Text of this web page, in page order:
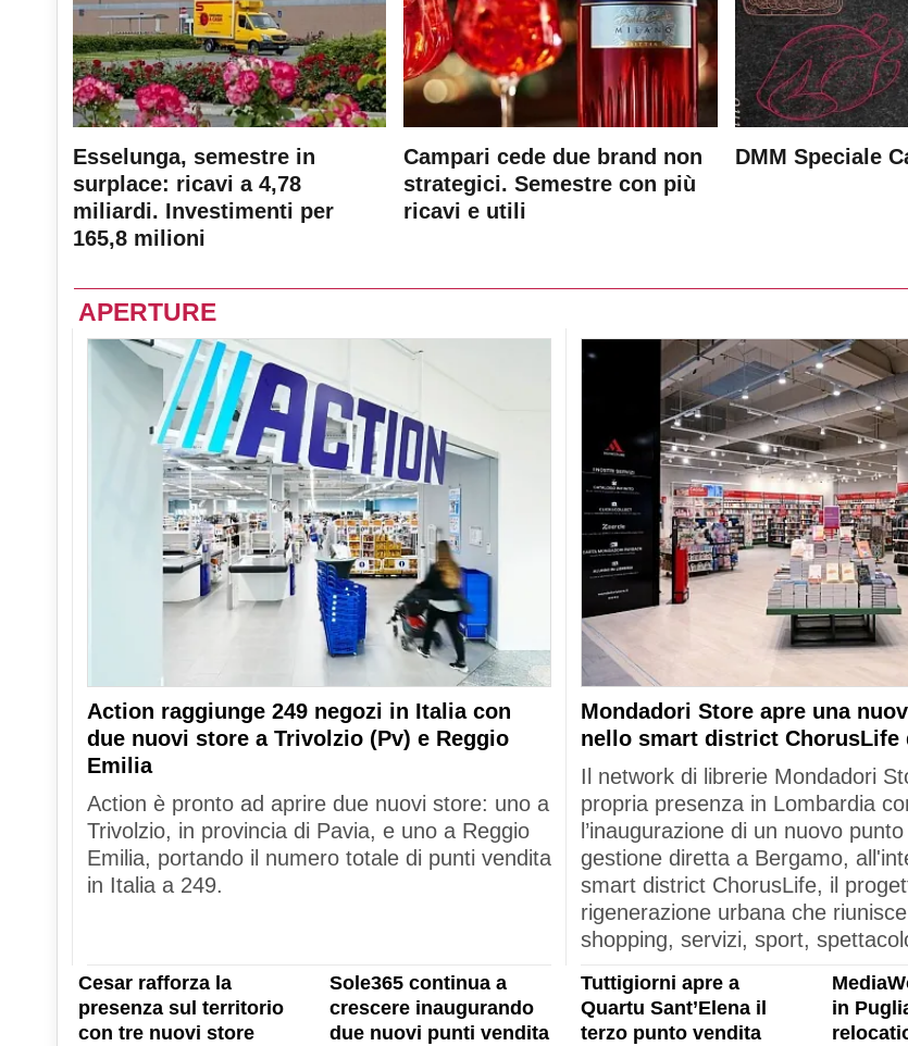
Esselunga, semestre in
surplace: ricavi a 4,78
miliardi. Investimenti per
165,8 milioni
Campari cede due brand non
strategici. Semestre con più
ricavi e utili
DMM Speciale
APERTURE
Action raggiunge 249 negozi in Italia con
due nuovi store a Trivolzio (Pv) e Reggio
Emilia
Action è pronto ad aprire due nuovi store: uno a
Trivolzio, in provincia di Pavia, e uno a Reggio
Emilia, portando il numero totale di punti vendita
in Italia a 249.
Mondadori Store apre una
nello smart district ChorusLife
Il network di librerie Mondadori
propria presenza in Lombardia
l’inaugurazione di un nuovo
gestione diretta a Bergamo,
smart district ChorusLife, il
rigenerazione urbana che
shopping, servizi, sport,
Cesar rafforza la
presenza sul territorio
con tre nuovi store
Sole365 continua a
crescere inaugurando
due nuovi punti vendita
Tuttigiorni apre a
Quartu Sant’Elena il
terzo punto vendita
in